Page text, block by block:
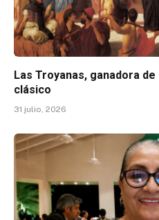
Las Troyanas, ganadora
clásico
31 julio, 2026